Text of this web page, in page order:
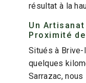
résultat à la
Un
Proximité
Situés à Brive-
quelques
Sarrazac,